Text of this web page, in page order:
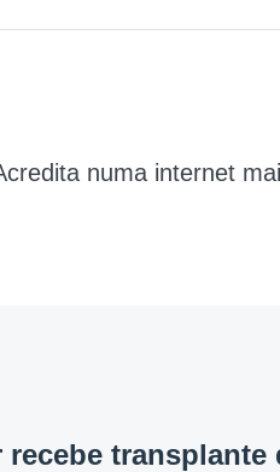
numa internet
recebe transplante